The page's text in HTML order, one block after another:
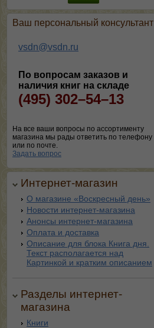
Ваш персональный консультант
vsdn@vsdn.ru
По вопросам заказов и
наличия книг на складе
(495) 302–54–13
На все ваши вопросы по ассортименту
магазина мы рады ответить по телефону
или по почте.
Задать вопрос
Интернет-магазин
О магазине «Воскресный день»
Новости интернет-магазина
Анонсы интернет-магазина
Оплата и доставка
Описание для блока Книга дня.
Текст располагается над
Картинкой и кратким описанием
Разделы интернет-
магазина
Книги